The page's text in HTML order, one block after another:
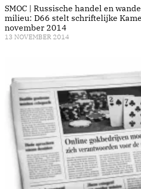
SMOC | Russische handel en
milieu: D66 stelt schriftelijke
november 2014
13 NOVEMBER 2014